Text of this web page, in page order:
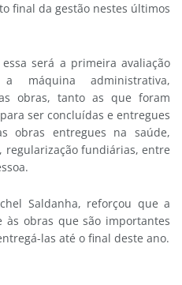
final da gestão nestes últimos
será a primeira avaliação
máquina administrativa,
obras, tanto as que foram
ser concluídas e entregues
obras entregues na saúde,
regularização fundiárias, entre
Saldanha, reforçou que a
obras que são importantes
las até o final deste ano.